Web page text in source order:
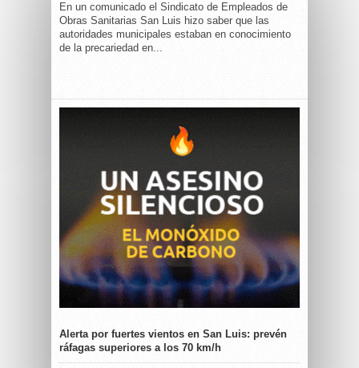
En un comunicado el Sindicato de Empleados de
Obras Sanitarias San Luis hizo saber que las
autoridades municipales estaban en conocimiento
de la precariedad en...
Alerta por fuertes vientos en San Luis: prevén
ráfagas superiores a los 70 km/h